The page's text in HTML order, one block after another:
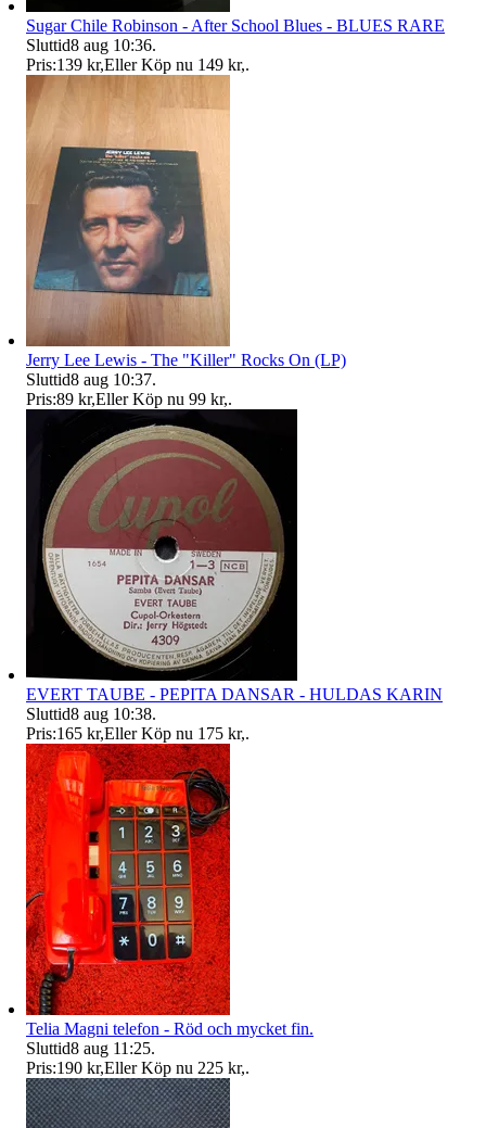
Sugar Chile Robinson - After School Blues - BLUES RARE
Sluttid8 aug 10:36.
Pris:139 kr,Eller Köp nu 149 kr,.
Jerry Lee Lewis - The "Killer" Rocks On (LP)
Sluttid8 aug 10:37.
Pris:89 kr,Eller Köp nu 99 kr,.
EVERT TAUBE - PEPITA DANSAR - HULDAS KARIN
Sluttid8 aug 10:38.
Pris:165 kr,Eller Köp nu 175 kr,.
Telia Magni telefon - Röd och mycket fin.
Sluttid8 aug 11:25.
Pris:190 kr,Eller Köp nu 225 kr,.